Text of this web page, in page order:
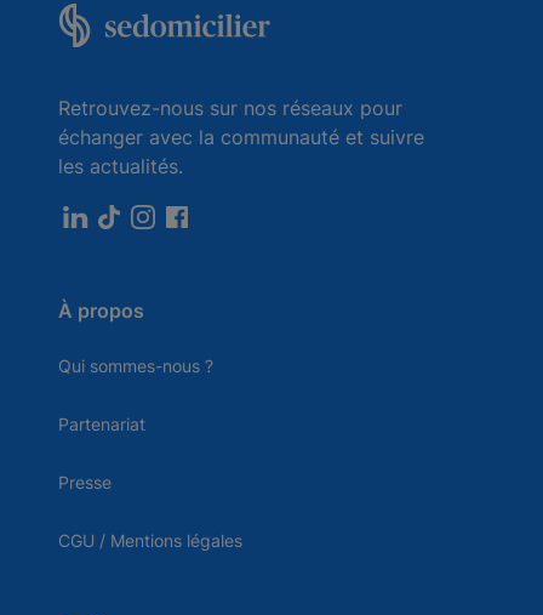
Retrouvez-nous sur nos réseaux pour
échanger avec la communauté et suivre
les actualités.
À propos
Qui sommes-nous ?
Partenariat
Presse
CGU / Mentions légales